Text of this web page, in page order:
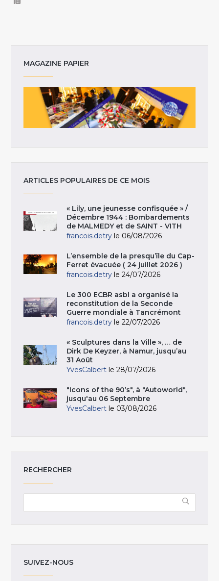
MAGAZINE PAPIER
ARTICLES POPULAIRES DE CE MOIS
« Lily, une jeunesse confisquée » /
Décembre 1944 : Bombardements
de MALMEDY et de SAINT - VITH
francois.detry le 06/08/2026
L’ensemble de la presqu’île du Cap-
Ferret évacuée ( 24 juillet 2026 )
francois.detry le 24/07/2026
Le 300 ECBR asbl a organisé la
reconstitution de la Seconde
Guerre mondiale à Tancrémont
francois.detry le 22/07/2026
« Sculptures dans la Ville », … de
Dirk De Keyzer, à Namur, jusqu’au
31 Août
YvesCalbert le 28/07/2026
"Icons of the 90’s", à "Autoworld",
jusqu'au 06 Septembre
YvesCalbert le 03/08/2026
RECHERCHER
SUIVEZ-NOUS